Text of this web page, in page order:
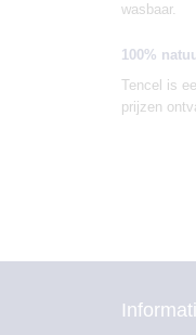
wasbaar.
100%
Tencel is
prijzen